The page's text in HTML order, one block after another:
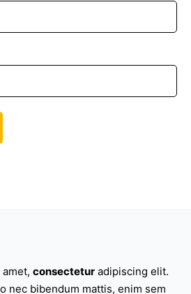
consectetur adipiscing elit.
nec bibendum mattis, enim sem